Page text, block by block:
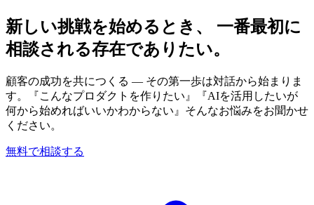
新しい挑戦を始めるとき、 一番最初に
相談される存在でありたい。
顧客の成功を共につくる — その第一歩は対話から始まりま
す。『こんなプロダクトを作りたい』『AIを活用したいが
何から始めればいいかわからない』そんなお悩みをお聞かせ
ください。
無料で相談する